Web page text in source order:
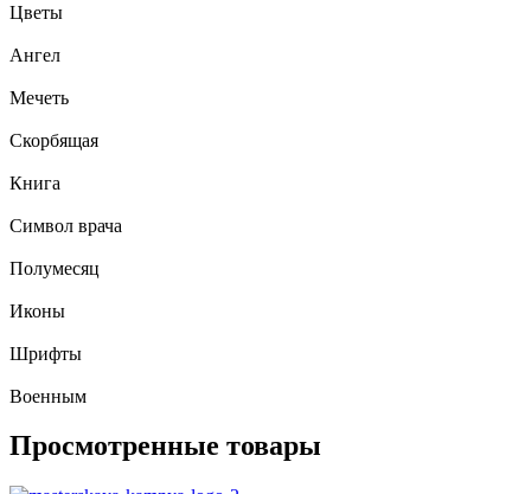
Цветы
Ангел
Мечеть
Скорбящая
Книга
Символ врача
Полумесяц
Иконы
Шрифты
Военным
Просмотренные товары